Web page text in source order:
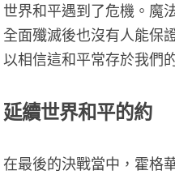
世界和平遇
全面殲滅後
以相信這和
延續世界
在最後的決